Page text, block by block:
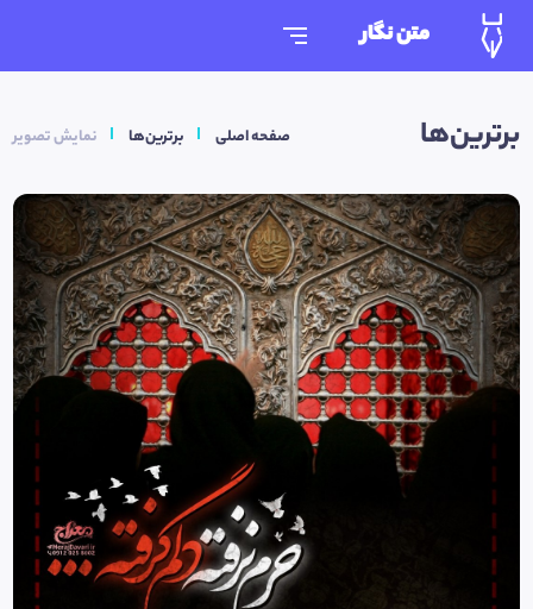
متن نگار
برترین‌ها صفحه اصلی برترین‌ها نمایش تصویر